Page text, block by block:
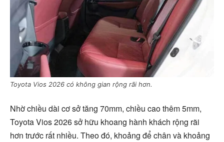
Toyota Vios 2026 có không gian rộng rãi hơn.
Nhờ chiều dài cơ sở tăng 70mm, chiều cao thêm 5mm,
Toyota Vios 2026 sở hữu khoang hành khách rộng rãi
hơn trước rất nhiều. Theo đó, khoảng để chân và khoảng